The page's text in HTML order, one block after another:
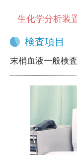
生化学分析装
検査項目
末梢血液一般検査